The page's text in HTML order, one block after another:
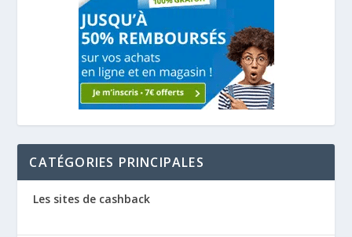
CATÉGORIES PRINCIPALES
Les sites de cashback